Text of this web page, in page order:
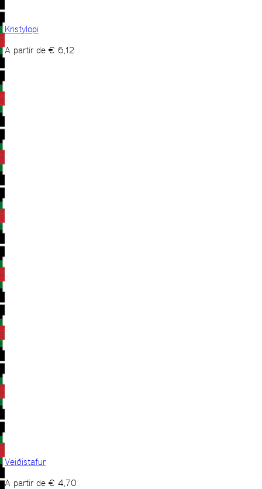
Kristylopi
A partir de € 6,12
Veiðistafur
A partir de € 4,70